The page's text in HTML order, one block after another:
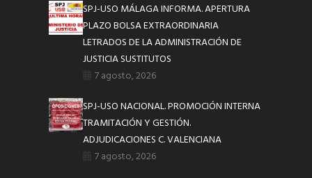
SPJ-USO MÁLAGA INFORMA. APERTURA
PLAZO BOLSA EXTRAORDINARIA
LETRADOS DE LA ADMINISTRACIÓN DE
JUSTICIA SUSTITUTOS
7 agosto, 2026
SPJ-USO NACIONAL. PROMOCIÓN INTERNA
TRAMITACIÓN Y GESTIÓN.
ADJUDICACIONES C. VALENCIANA
7 agosto, 2026